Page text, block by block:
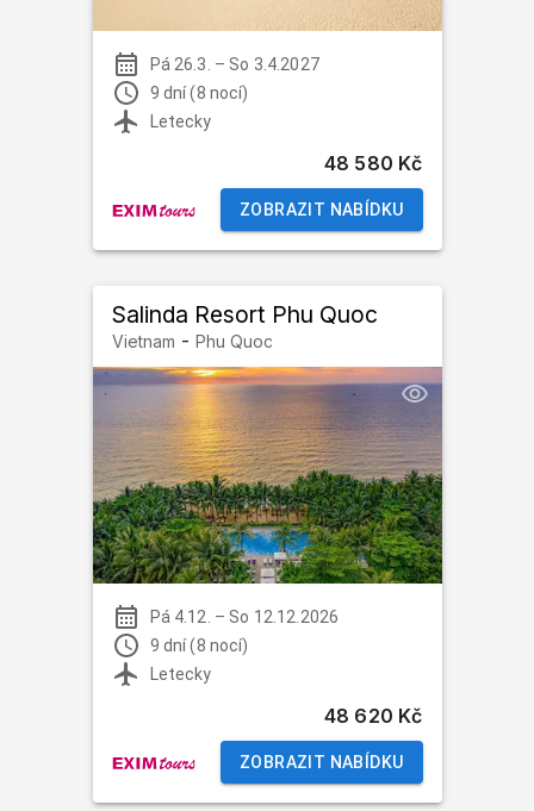
Pá 26.3. – So 3.4.2027
9 dní (8 nocí)
Letecky
48 580 Kč
ZOBRAZIT NABÍDKU
Salinda Resort Phu Quoc
Vietnam - Phu Quoc
Pá 4.12. – So 12.12.2026
9 dní (8 nocí)
Letecky
48 620 Kč
ZOBRAZIT NABÍDKU